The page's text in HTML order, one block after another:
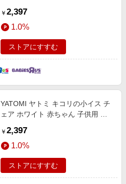
￥ 2,397
1.0%
ストアにすすむ
YATOMI ヤトミ キコリの小イス チ
ェア ホワイト 赤ちゃん 子供用 い
￥ 2,397
1.0%
ストアにすすむ